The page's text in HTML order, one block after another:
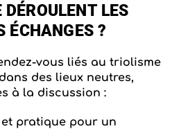
DÉROULENT LES
ÉCHANGES ?
vous liés au triolisme
des lieux neutres,
à la discussion :
pratique pour un